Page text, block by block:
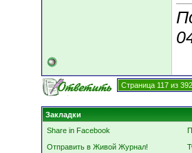
Страница 117 из 392
Закладки
Share in Facebook
Отправить в Живой Журнал!